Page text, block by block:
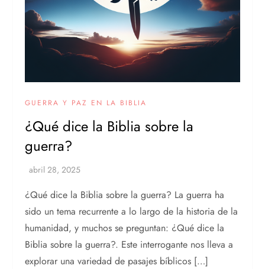
GUERRA Y PAZ EN LA BIBLIA
¿Qué dice la Biblia sobre la
guerra?
¿Qué dice la Biblia sobre la guerra? La guerra ha
sido un tema recurrente a lo largo de la historia de la
humanidad, y muchos se preguntan: ¿Qué dice la
Biblia sobre la guerra?. Este interrogante nos lleva a
explorar una variedad de pasajes bíblicos […]